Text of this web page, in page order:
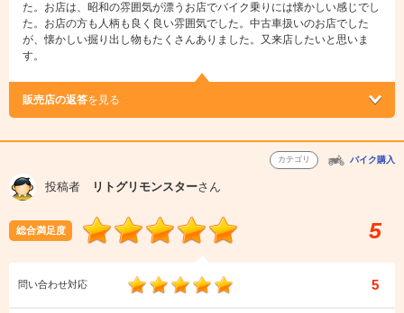
た。お店は、昭和の雰囲気が漂うお店でバイク乗りには懐かしい感じでし
た。お店の方も人柄も良く良い雰囲気でした。中古車扱いのお店でした
が、懐かしい掘り出し物もたくさんありました。又来店したいと思いま
す。
販売店の返答を見る
カテゴリ バイク購入
投稿者 リトグリモンスターさん
総合満足度 5
問い合わせ対応 5